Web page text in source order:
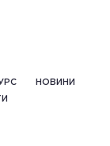
НОВИНИ